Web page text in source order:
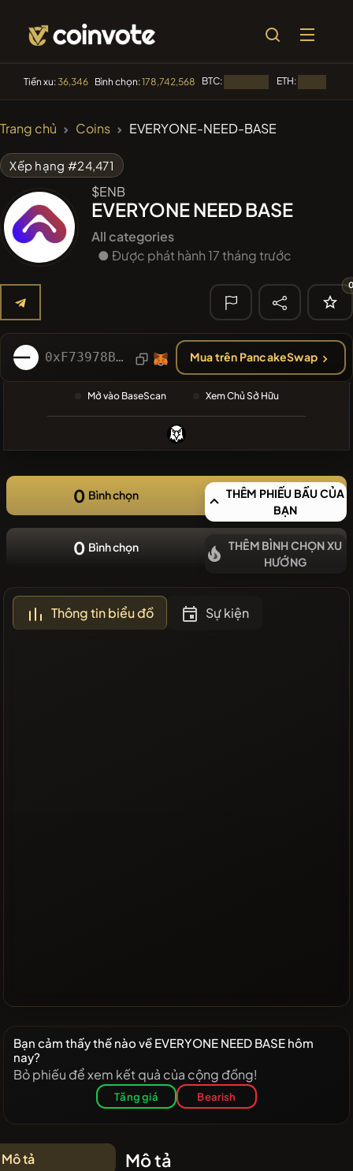
Tiền xu:36,346 Bình chọn:178,742,568 BTC: ETH:
HƯỚNG
#622
Pag Pal PAGPAL
#71
🔎 TÌM KIẾM
GẦN ĐÂY
❌Không có
mới gần đây
Trang chủ Coins EVERYONE-NEED-BASE
Xếp hạng #24,471
$ENB
EVERYONE NEED BASE
All categories
● Được phát hành 17 tháng trước
0xF73978B3A7D1d4974abAE11f696c1b4408c027A0 Mua trên PancakeSwap
Mở vào BaseScan Xem Chủ Sở Hữu
0 Bình chọn
THÊM PHIẾU BẦU CỦA
BẠN
0 Bình chọn
THÊM BÌNH CHỌN XU
HƯỚNG
Thông tin biểu đồ Sự kiện
Bạn cảm thấy thế nào về EVERYONE NEED BASE hôm
nay?
Bỏ phiếu để xem kết quả của cộng đồng!
Tăng giá Bearish
Mô tả Mô tả